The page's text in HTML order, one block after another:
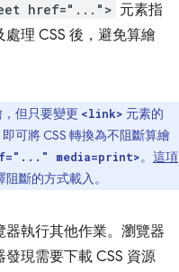
href="..."> 元素指
理 CSS 後，避免算繪
但只要變更 <link> 元素的
可將 CSS 轉換為不阻斷算繪
media=print>。 這項
阻斷的方式載入。
執行其他作業。瀏覽器
現需要下載 CSS 資源